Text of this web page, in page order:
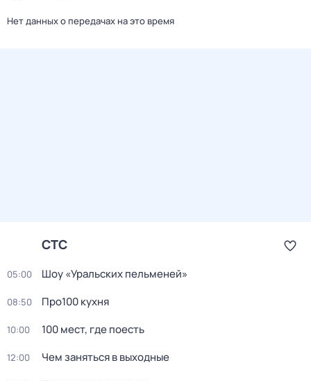
Нет данных о передачах на это время
СТС
05:00 Шоу «Уральских пельменей»
08:50 Про100 кухня
10:00 100 мест, где поесть
12:00 Чем заняться в выходные